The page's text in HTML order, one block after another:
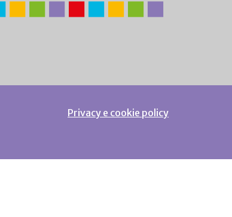
Privacy e cookie policy